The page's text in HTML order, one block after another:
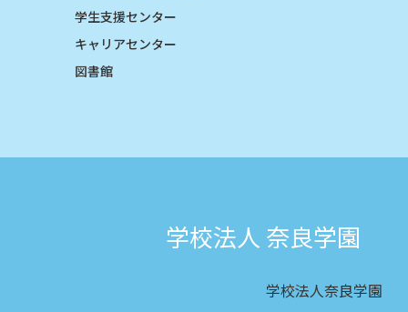
学生支援センター
キャリアセンター
図書館
学校法人 奈良学園
学校法人奈良学園